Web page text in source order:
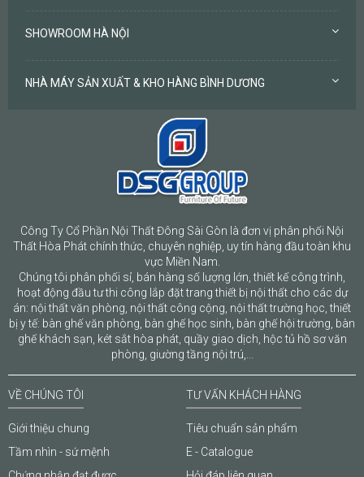
SHOWROOM HÀ NỘI
NHÀ MÁY SẢN XUẤT & KHO HÀNG BÌNH DƯƠNG
Công Ty Cổ Phần Nội Thất Đông Sài Gòn là đơn vị phân phối Nội
Thất Hòa Phát chính thức, chuyên nghiệp, uy tín hàng đầu toàn khu
vực Miền Nam.
Chúng tôi phân phối sỉ, bán hàng số lượng lớn, thiết kế công trình,
hoạt động đầu tư thi công lắp đặt trang thiết bị nội thất cho các dự
án: nội thất văn phòng, nội thất công cộng, nội thất trường học, thiết
bị y tế: bàn ghế văn phòng, bàn ghế học sinh, bàn ghế hội trường, bàn
ghế khách sạn, két sắt hòa phát, quầy giao dịch, hộc tủ hồ sơ văn
phòng, giường tầng nội trú,...
VỀ CHÚNG TÔI
Giới thiệu chung
Tầm nhìn - sứ mệnh
TƯ VẤN KHÁCH HÀNG
Tiêu chuẩn sản phẩm
E - Catalogue